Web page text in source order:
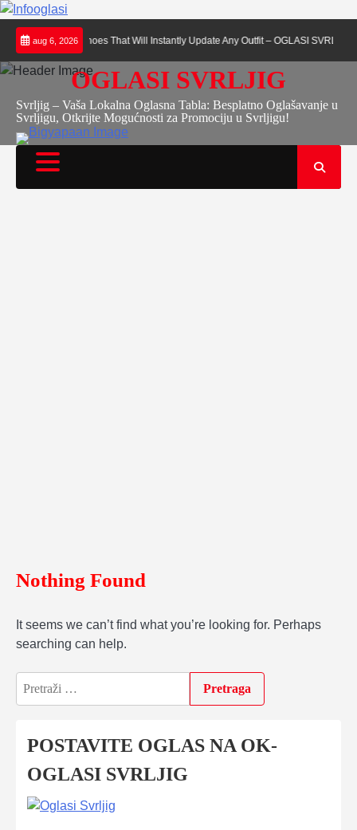
Skip
content
aug 6, 2026
The Shoes That Will Instantly Update Any Outfit – OGLASI SVRLJIG
OGLASI SVRLJIG
Svrljig – Vaša Lokalna Oglasna Tabla: Besplatno Oglašavanje u
Svrljigu, Otkrijte Mogućnosti za Promociju u Svrljigu!
Nothing Found
It seems we can’t find what you’re looking for. Perhaps
searching can help.
Pretraga:
POSTAVITE OGLAS NA OK-
OGLASI SVRLJIG